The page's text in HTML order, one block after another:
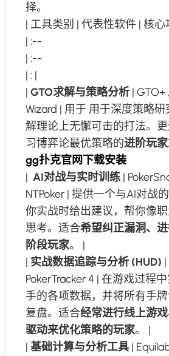
择。
| 工具类别 | 代表性软件 | 核
| :--
| :--
| : |
| GTO求解与策略分析 | GTO+
Wizard | 用于 用于深度策略
解理论上无懈可击的打法。
习博弈论最优策略的进阶玩
gg扑克官网下载安装
| ️ AI对战与实时训练 |
NTPoker | 提供一个与AI对战
你实战时给出建议，帮你像
思考。适合希望纠正漏洞、
阶段玩家。 |
| 实战数据追踪与分析 (HUD)
PokerTracker 4 | 在游戏过程
手的各项数据，并将所有手
复盘。适合经常进行线上游
驱动来优化策略的玩家。 |
| 基础计算与分析工具 |